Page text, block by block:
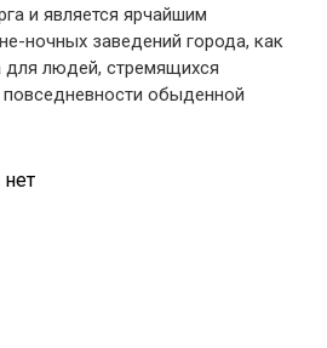
и является ярчайшим
ночных заведений города, как
для людей, стремящихся
повседневности обыденной